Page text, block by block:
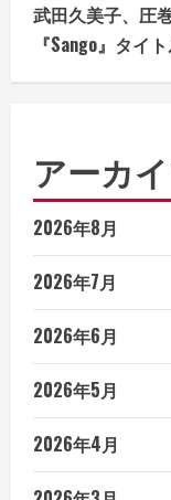
武田久美子、圧
『Sango』タイ
アーカ
2026年8月
2026年7月
2026年6月
2026年5月
2026年4月